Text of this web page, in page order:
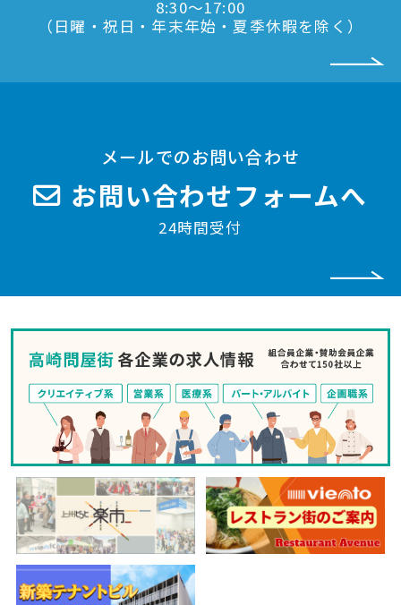
8:30〜17:00
（日曜・祝日・年末年始・夏季休暇を除く）
メールでのお問い合わせ
お問い合わせフォームへ
24時間受付